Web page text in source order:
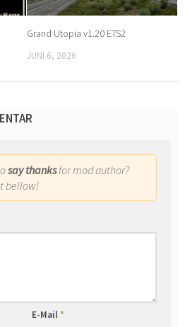
Grand Utopia v1.20 ETS2
JUNI 6, 2026
say thanksfor mod author?
bellow!
E-Mail*